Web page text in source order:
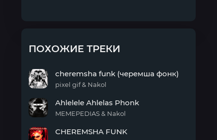
ПОХОЖИЕ ТРЕКИ
funk
(черемша
cheremsha funk (черемша фонк)
pixel gif & Nakol
Ahlelas
Ahlelele Ahlelas Phonk
MEMEPEDIAS & Nakol
CHEREMSHA FUNK